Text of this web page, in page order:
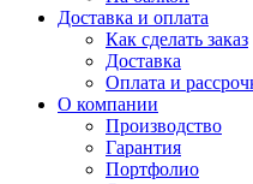
Доставка и оплата
Как сделать заказ
Доставка
Оплата и
О компании
Производство
Гарантия
Портфолио